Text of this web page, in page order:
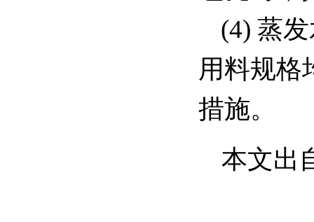
(4) 蒸
用料规格
措施。
本文出